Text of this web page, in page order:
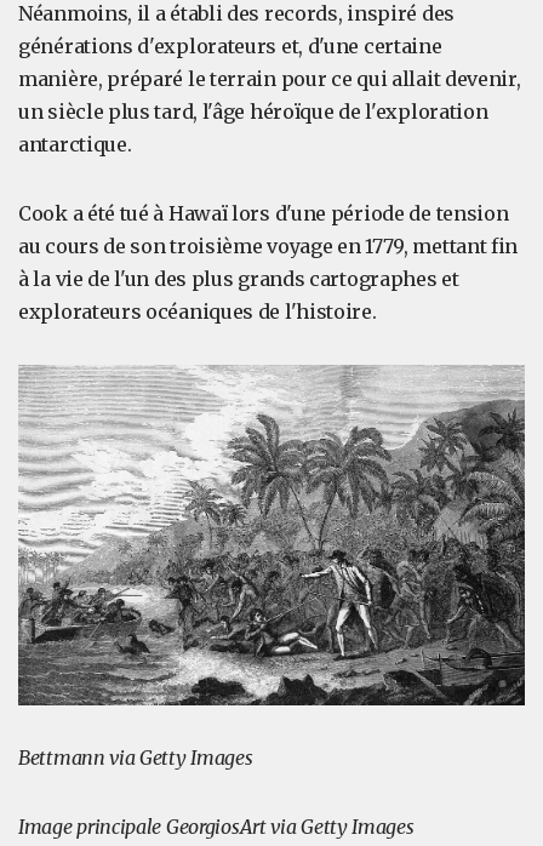
Néanmoins, il a établi des records, inspiré des
générations d'explorateurs et, d'une certaine
manière, préparé le terrain pour ce qui allait devenir,
un siècle plus tard, l'âge héroïque de l'exploration
antarctique.
Cook a été tué à Hawaï lors d'une période de tension
au cours de son troisième voyage en 1779, mettant fin
à la vie de l'un des plus grands cartographes et
explorateurs océaniques de l'histoire.
Bettmann via Getty Images
Image principale GeorgiosArt via Getty Images